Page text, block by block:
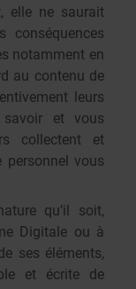
elle ne saurait
conséquences
notamment en
au contenu de
leurs
savoir et vous
collectent et
vous
qu’il soit,
Digitale ou à
ses éléments,
et écrite de